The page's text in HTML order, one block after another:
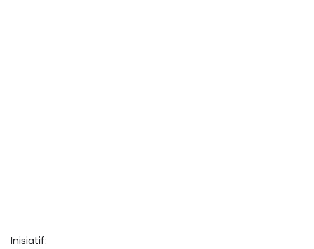
Inisiatif: